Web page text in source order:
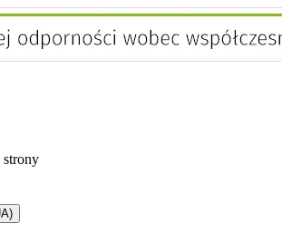
się w nowej karcie
strony